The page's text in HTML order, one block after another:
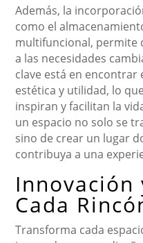
Además, la
como el
multifuncional, permite
a las necesidades
clave está en
estética y utilidad, lo
inspiran y facilitan la
un espacio no solo se
sino de crear un lugar
contribuya a una
Innovación
Cada
Transforma cada